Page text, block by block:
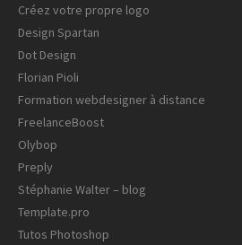
Créez votre propre logo
Design Spartan
Dot Design
Florian Pioli
Formation webdesigner à distance
FreelanceBoost
Olybop
Preply
Stéphanie Walter – blog
Template.pro
Tutos Photoshop